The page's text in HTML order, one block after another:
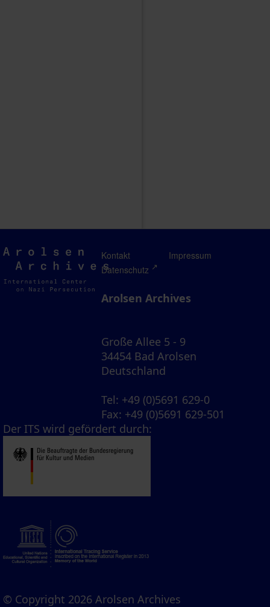
Arolsen
Archives
Kontakt
Impressum
Datenschutz
Arolsen Archives
Große Allee 5 - 9
34454 Bad Arolsen
Deutschland
Tel: +49 (0)5691 629-0
Fax: +49 (0)5691 629-501
Der ITS wird gefördert durch:
© Copyright 2026 Arolsen Archives